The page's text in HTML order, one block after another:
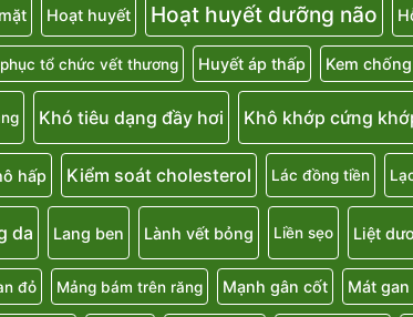
Hoạt huyết Hoạt huyết dưỡng não
tổ chức vết thương Huyết áp thấp Kem
Khó tiêu dạng đầy hơi Khô khớp cứng
hấp Kiểm soát cholesterol Lác đồng tiền
da Lang ben Lành vết bỏng Liền sẹo Liệt
đỏ Mảng bám trên răng Mạnh gân cốt Mát